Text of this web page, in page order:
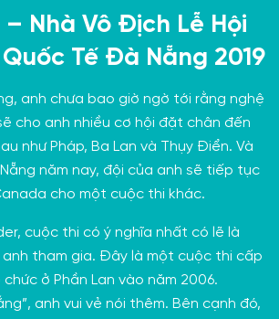
– Nhà Vô Địch Lễ Hội
Tế Đà Nẵng 2019
anh chưa bao giờ ngờ tới rằng nghệ
cho anh nhiều cơ hội đặt chân đến
như Pháp, Ba Lan và Thụy Điển. Và
năm nay, đội của anh sẽ tiếp tục
cho một cuộc thi khác.
cuộc thi có ý nghĩa nhất có lẽ là
tham gia. Đây là một cuộc thi cấp
ở Phần Lan vào năm 2006.
anh vui vẻ nói thêm. Bên cạnh đó,